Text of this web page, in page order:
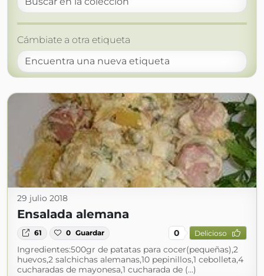
Cámbiate a otra etiqueta
29 julio 2018
Ensalada alemana
61 0 Guardar 0 Delicioso
Ingredientes:500gr de patatas para cocer(pequeñas),2
huevos,2 salchichas alemanas,10 pepinillos,1 cebolleta,4
cucharadas de mayonesa,1 cucharada de (...)